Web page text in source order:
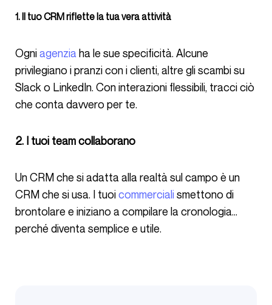
1. Il tuo CRM riflette la tua vera attività
Ogniagenzia ha le sue specificità. Alcune
privilegiano i pranzi con i clienti, altre gli scambi su
Slack o LinkedIn. Con interazioni flessibili, tracci ciò
che conta davvero per te.
2. I tuoi team collaborano
Un CRM che si adatta alla realtà sul campo è un
CRM che si usa. I tuoicommerciali smettono di
brontolare e iniziano a compilare la cronologia…
perché diventa semplice e utile.